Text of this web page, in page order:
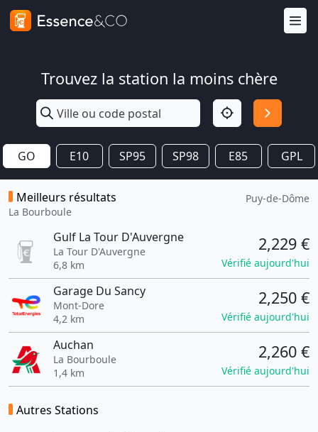
Trouvez la station la moins chère
GO E10 SP95 SP98 E85 GPL
Meilleurs résultats
La Bourboule
Puy-de-Dôme
Gulf La Tour D'Auvergne
La Tour D'Auvergne
6,8 km
2,229 €
Vérifié aujourd'hui
Garage Du Sancy
Mont-Dore
4,2 km
2,250 €
Vérifié aujourd'hui
Auchan
La Bourboule
1,4 km
2,260 €
Vérifié aujourd'hui
Autres Stations